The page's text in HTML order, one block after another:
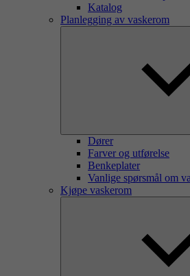
Katalog
Planlegging av vaskerom
Dører
Farver og utførelse
Benkeplater
Vanlige spørsmål om
Kjøpe vaskerom